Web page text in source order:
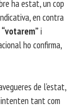
ha estat, un cop
en contra
“votarem”i
ho confirma,
de l’estat,
intenten tant com